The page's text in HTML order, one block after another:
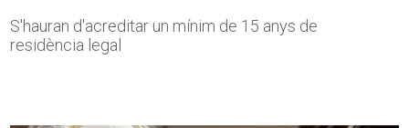
S'hauran d'acreditar un mínim de 15 anys de
residència legal